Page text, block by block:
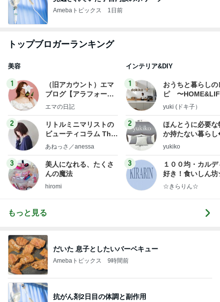
Amebaトピックス 1日前
トップブロガーランキング
美容
1
（旧アカウント）エマ
ブログ【アラフォー会
社売却セカンドライ
エマの日記
2
リトルミニマリストの
ビューティコラム The
little minimalist's bea
あねっさ／anessa
3
美人になれる、たくさ
んの魔法
hiromi
インテリア&DIY
1
おうちと暮らしの
ピ 〜
yuki (ドキ子）
2
ほんとうに必要な
か持たない暮ら
ep Life Simple◆
yukiko
3
１００均・カルデ
好き！食いしん
らりん☆のブログ
☆きらりん☆
もっと見る
だいた 息子としたいバーベキュー
Amebaトピックス 9時間前
抗がん剤2日目の体調と副作用